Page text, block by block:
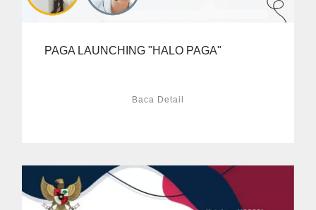
PAGA LAUNCHING "HALO PAGA"
Baca Detail